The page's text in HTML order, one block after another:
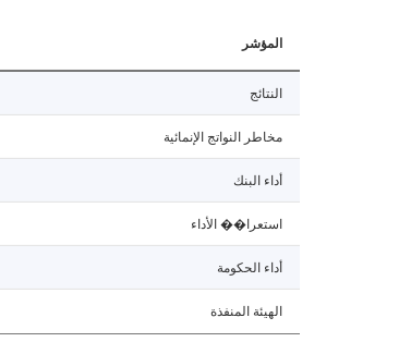
المؤشر
النتائج
مخاطر النواتج الإنمائية
أداء البنك
استعرا�� الأداء
أداء الحكومة
الهيئة المنفذة